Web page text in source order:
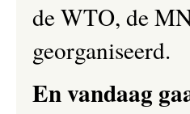
de WTO, de
georganiseerd.
En vandaag